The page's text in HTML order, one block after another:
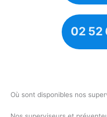
02 52
Où sont disponibles nos